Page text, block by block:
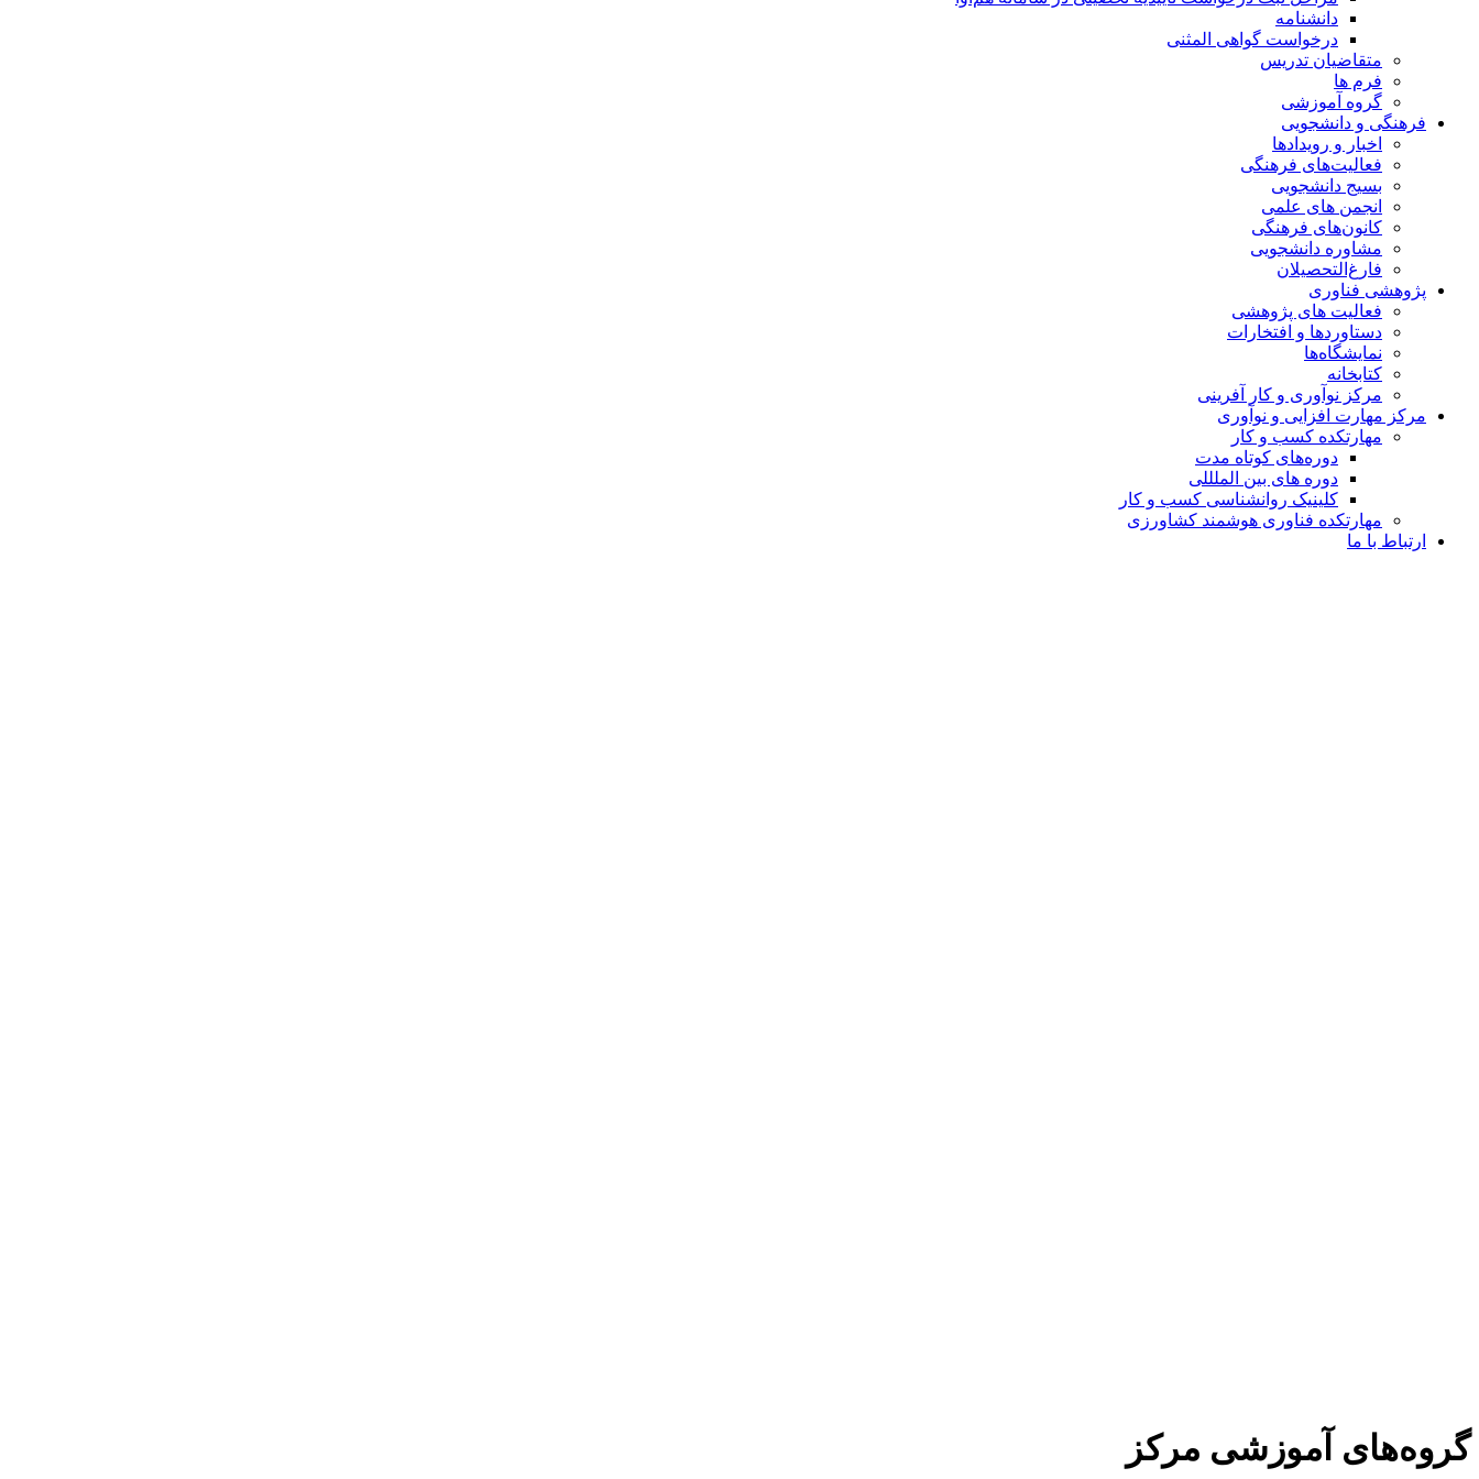
دانشنامه
درخواست گواهی المثنی
متقاضیان تدریس
فرم ها
گروه آموزشی
فرهنگی و دانشجویی
اخبار و رویدادها
فعالیت‌های فرهنگی
بسیج دانشجویی
انجمن های علمی
کانون‌های فرهنگی
مشاوره دانشجویی
فارغ‌التحصیلان
پژوهشی فناوری
فعالیت های پژوهشی
دستاوردها و افتخارات
نمایشگاه‌ها
کتابخانه
مرکز نوآوری و کار آفرینی
مرکز مهارت افزایی و نوآوری
مهارتکده کسب و کار
دوره‌های کوتاه مدت
دوره های بین الملللی
کلینیک روانشناسی کسب و کار
مهارتکده فناوری هوشمند کشاورزی
ارتباط با ما
گروه‌های آموزشی مرکز